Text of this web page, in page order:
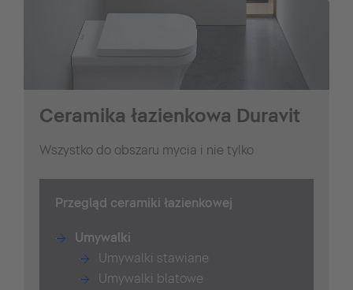
Ceramika łazienkowa Duravit
Wszystko do obszaru mycia i nie tylko
Przegląd ceramiki łazienkowej
Umywalki
Umywalki stawiane
Umywalki blatowe